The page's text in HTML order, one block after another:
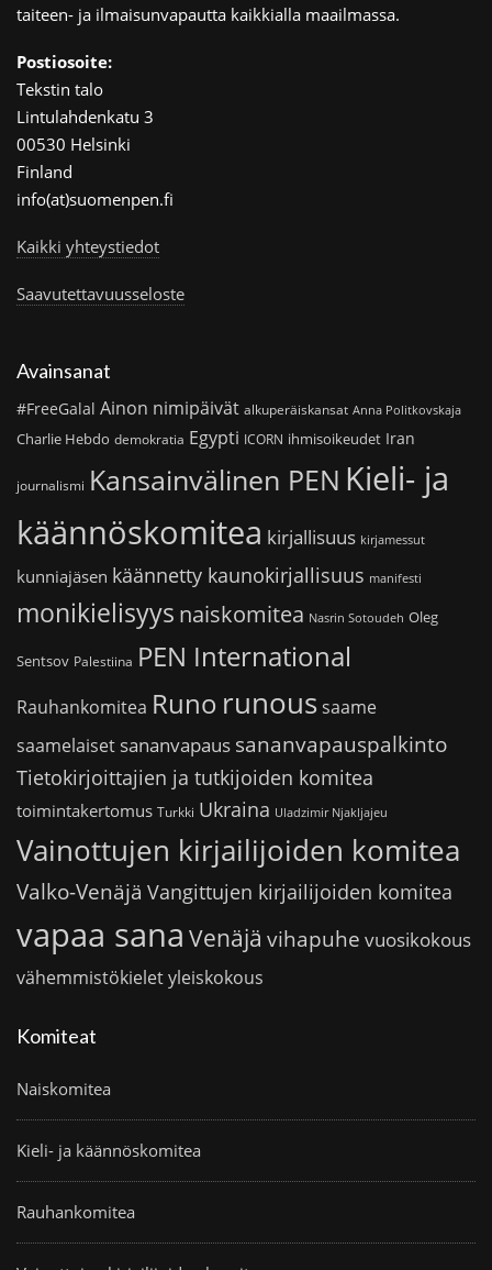
taiteen- ja ilmaisunvapautta kaikkialla maailmassa.
Postiosoite:
Tekstin talo
Lintulahdenkatu 3
00530 Helsinki
Finland
info(at)suomenpen.fi
Kaikki yhteystiedot
Saavutettavuusseloste
Avainsanat
#FreeGalal Ainon nimipäivät alkuperäiskansat Anna Politkovskaja
Charlie Hebdo demokratia Egypti ICORN ihmisoikeudet Iran
journalismi Kansainvälinen PEN Kieli- ja
käännöskomitea kirjallisuus kirjamessut
kunniajäsen käännetty kaunokirjallisuus manifesti
monikielisyys naiskomitea Nasrin Sotoudeh Oleg
Sentsov Palestiina PEN International
Rauhankomitea Runo runoussaame
saamelaiset sananvapaus sananvapauspalkinto
Tietokirjoittajien ja tutkijoiden komitea
toimintakertomus Turkki Ukraina Uladzimir Njakljajeu
Vainottujen kirjailijoiden komitea
Valko-Venäjä Vangittujen kirjailijoiden komitea
vapaa sana Venäjä vihapuhe vuosikokous
vähemmistökieletyleiskokous
Komiteat
Naiskomitea
Kieli- ja käännöskomitea
Rauhankomitea